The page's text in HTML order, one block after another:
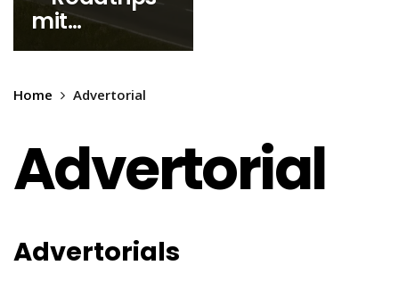
mit
Fahrspaß-
Home Advertorial
Advertorial
Advertorials